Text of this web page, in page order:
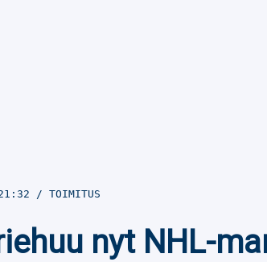
TOIMITUS
nyt NHL-